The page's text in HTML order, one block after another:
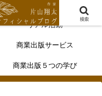
リアル活動
商業出版サービス
商業出版５つの学び
検索